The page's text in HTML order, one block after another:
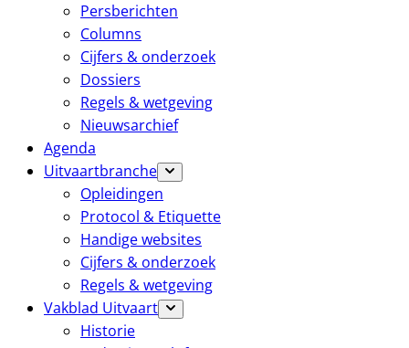
Persberichten
Columns
Cijfers & onderzoek
Dossiers
Regels & wetgeving
Nieuwsarchief
Agenda
Uitvaartbranche
Opleidingen
Protocol & Etiquette
Handige websites
Cijfers & onderzoek
Regels & wetgeving
Vakblad Uitvaart
Historie